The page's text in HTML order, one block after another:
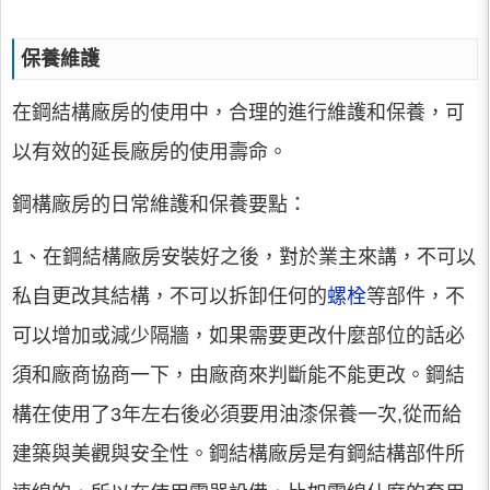
保養維護
在鋼結構廠房的使用中，合理的進行維護和保養，可
以有效的延長廠房的使用壽命。
鋼構廠房的日常維護和保養要點：
1、在鋼結構廠房安裝好之後，對於業主來講，不可以
私自更改其結構，不可以拆卸任何的螺栓等部件，不
可以增加或減少隔牆，如果需要更改什麼部位的話必
須和廠商協商一下，由廠商來判斷能不能更改。鋼結
構在使用了3年左右後必須要用油漆保養一次,從而給
建築與美觀與安全性。鋼結構廠房是有鋼結構部件所